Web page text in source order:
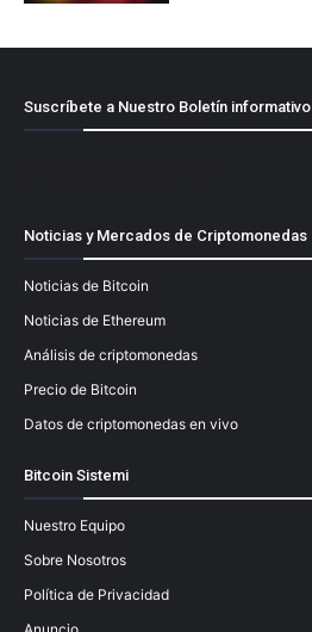
Suscríbete a Nuestro Boletín informativo
Noticias y Mercados de Criptomonedas
Noticias de Bitcoin
Noticias de Ethereum
Análisis de criptomonedas
Precio de Bitcoin
Datos de criptomonedas en vivo
Bitcoin Sistemi
Nuestro Equipo
Sobre Nosotros
Política de Privacidad